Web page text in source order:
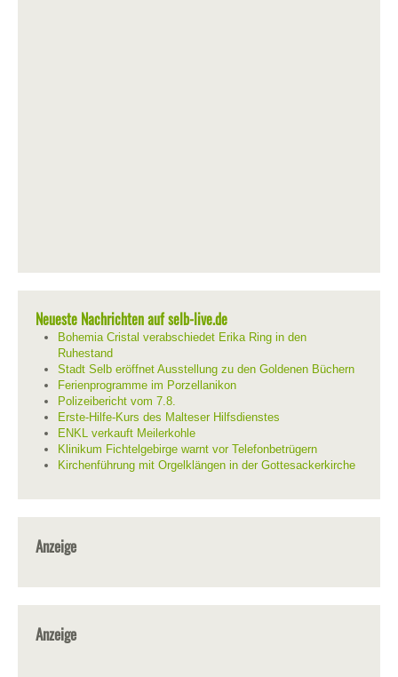
Neueste Nachrichten auf selb-live.de
Bohemia Cristal verabschiedet Erika Ring in den
Ruhestand
Stadt Selb eröffnet Ausstellung zu den Goldenen Büchern
Ferienprogramme im Porzellanikon
Polizeibericht vom 7.8.
Erste-Hilfe-Kurs des Malteser Hilfsdienstes
ENKL verkauft Meilerkohle
Klinikum Fichtelgebirge warnt vor Telefonbetrügern
Kirchenführung mit Orgelklängen in der Gottesackerkirche
Anzeige
Anzeige